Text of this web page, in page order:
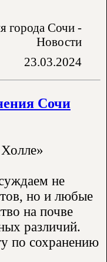
города Сочи -
Новости
23.03.2024
Сочи
не
но и любые
на почве
различий.
по сохранению